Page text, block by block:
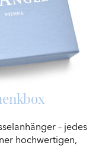
– jedes
hochwertigen,